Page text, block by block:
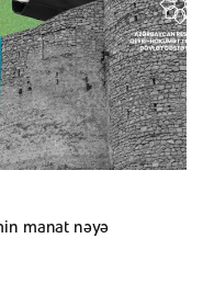
manat nəyə